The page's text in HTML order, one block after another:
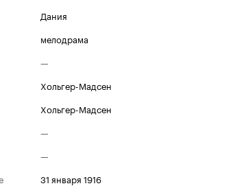
Дания
мелодрама
—
Хольгер-Мадсен
Хольгер-Мадсен
—
—
31 января 1916